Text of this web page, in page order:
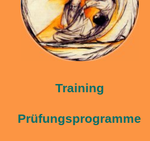
Training
Prüfungsprogramme